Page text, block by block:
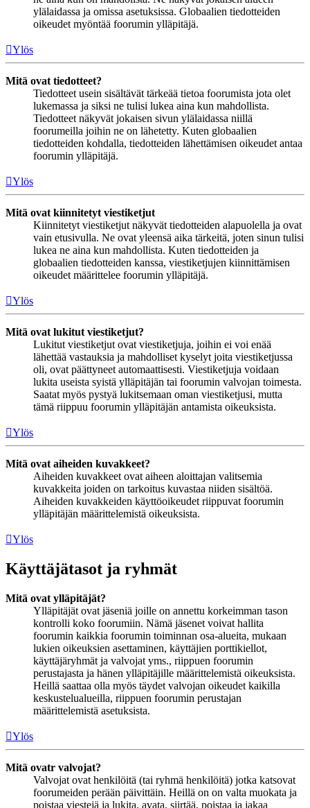
ylälaidassa ja omissa asetuksissa. Globaalien tiedotteiden
oikeudet myöntää foorumin ylläpitäjä.
Ylös
Mitä ovat tiedotteet?
Tiedotteet usein sisältävät tärkeää tietoa foorumista jota olet
lukemassa ja siksi ne tulisi lukea aina kun mahdollista.
Tiedotteet näkyvät jokaisen sivun ylälaidassa niillä
foorumeilla joihin ne on lähetetty. Kuten globaalien
tiedotteiden kohdalla, tiedotteiden lähettämisen oikeudet antaa
foorumin ylläpitäjä.
Ylös
Mitä ovat kiinnitetyt viestiketjut
Kiinnitetyt viestiketjut näkyvät tiedotteiden alapuolella ja ovat
vain etusivulla. Ne ovat yleensä aika tärkeitä, joten sinun tulisi
lukea ne aina kun mahdollista. Kuten tiedotteiden ja
globaalien tiedotteiden kanssa, viestiketjujen kiinnittämisen
oikeudet määrittelee foorumin ylläpitäjä.
Ylös
Mitä ovat lukitut viestiketjut?
Lukitut viestiketjut ovat viestiketjuja, joihin ei voi enää
lähettää vastauksia ja mahdolliset kyselyt joita viestiketjussa
oli, ovat päättyneet automaattisesti. Viestiketjuja voidaan
lukita useista syistä ylläpitäjän tai foorumin valvojan toimesta.
Saatat myös pystyä lukitsemaan oman viestiketjusi, mutta
tämä riippuu foorumin ylläpitäjän antamista oikeuksista.
Ylös
Mitä ovat aiheiden kuvakkeet?
Aiheiden kuvakkeet ovat aiheen aloittajan valitsemia
kuvakkeita joiden on tarkoitus kuvastaa niiden sisältöä.
Aiheiden kuvakkeiden käyttöoikeudet riippuvat foorumin
ylläpitäjän määrittelemistä oikeuksista.
Ylös
Käyttäjätasot ja ryhmät
Mitä ovat ylläpitäjät?
Ylläpitäjät ovat jäseniä joille on annettu korkeimman tason
kontrolli koko foorumiin. Nämä jäsenet voivat hallita
foorumin kaikkia foorumin toiminnan osa-alueita, mukaan
lukien oikeuksien asettaminen, käyttäjien porttikiellot,
käyttäjäryhmät ja valvojat yms., riippuen foorumin
perustajasta ja hänen ylläpitäjille määrittelemistä oikeuksista.
Heillä saattaa olla myös täydet valvojan oikeudet kaikilla
keskustelualueilla, riippuen foorumin perustajan
määrittelemistä asetuksista.
Ylös
Mitä ovatr valvojat?
Valvojat ovat henkilöitä (tai ryhmä henkilöitä) jotka katsovat
foorumeiden perään päivittäin. Heillä on on valta muokata ja
poistaa viestejä ja lukita, avata, siirtää, poistaa ja jakaa